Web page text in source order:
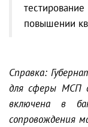
повышении
Справка:
для сферы МСП
включена в
сопровождения